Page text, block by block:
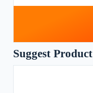
Suggest Product